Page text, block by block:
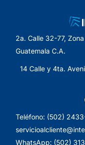
2a. Calle 32-77,
Guatemala C.A.
14 Calle y 4ta.
Teléfono: (502)
WhatsApp: (502)